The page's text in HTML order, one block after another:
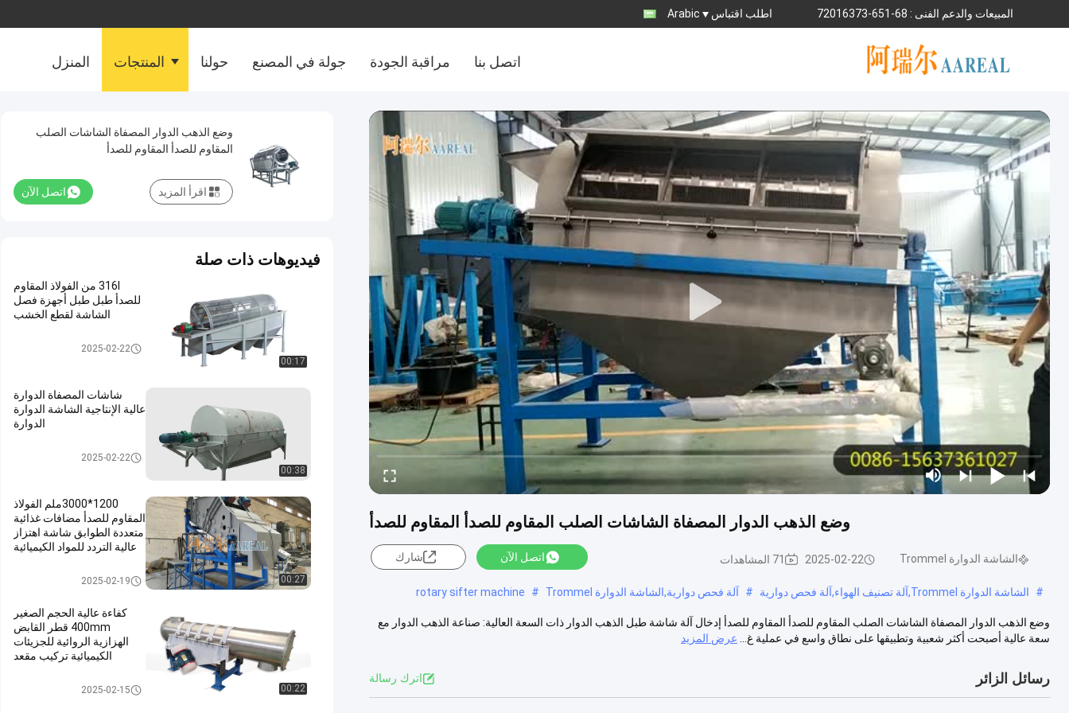
المبيعات والدعم الفنى : 86-156-37361027 اطلب اقتباس Arabic
المنزل المنتجات حولنا جولة في المصنع مراقبة الجودة اتصل بنا
وضع الذهب الدوار المصفاة الشاشات الصلب المقاوم للصدأ المقاوم للصدأ
الشاشة الدوارة Trommel 2025-02-22 71 المشاهدات اتصل الآن شارك
# الشاشة الدوارة Trommel,آلة تصنيف الهواء,آلة فحص دوارية # آلة فحص دوارية,الشاشة الدوارة Trommel #
rotary sifter machine
وضع الذهب الدوار المصفاة الشاشات الصلب المقاوم للصدأ المقاوم للصدأ إدخال آلة شاشة طبل الذهب الدوار ذات السعة العالية: صناعة الذهب الدوار مع
سعة عالية أصبحت أكثر شعبية وتطبيقها على نطاق واسع في عملية غ...
عرض المزيد
رسائل الزائر اترك رسالة
وضع الذهب الدوار المصفاة الشاشات الصلب
المقاوم للصدأ المقاوم للصدأ
اتصل الآن اقرأ المزيد
فيديوهات ذات صلة
00:17
316l من الفولاذ المقاوم
للصدأ طبل طبل أجهزة فصل
الشاشة لقطع الخشب
الشاشة الدوارة Trommel
2025-02-22
00:38
شاشات المصفاة الدوارة
عالية الإنتاجية الشاشة الدوارة
الدوارة
الشاشة الدوارة Trommel
2025-02-22
00:27
1200*3000ملم الفولاذ
المقاوم للصدأ مضافات غذائية
متعددة الطوابق شاشة اهتزاز
عالية التردد للمواد الكيميائية
شاشة عالية التردد2025-02-19
00:22
كفاءة عالية الحجم الصغير
400mm قطر القابض
الهزازية الروائية للجزيئات
الكيميائية تركيب مقعد
2025-02-15